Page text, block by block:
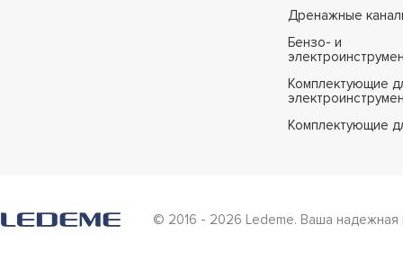
Дренажные
Бензо- и
Комплектующие
Комплектующие
© 2016 - 2026 Ledeme. Ваша